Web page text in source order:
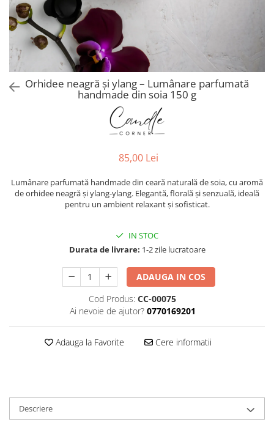
Orhidee neagră și ylang – Lumânare parfumată
handmade din soia 150 g
85,00 Lei
Lumânare parfumată handmade din ceară naturală de soia, cu aromă
de orhidee neagră și ylang-ylang. Elegantă, florală și senzuală, ideală
pentru un ambient relaxant și sofisticat.
IN STOC
Durata de livrare: 1-2 zile lucratoare
ADAUGA IN COS
Cod Produs: CC-00075
Ai nevoie de ajutor? 0770169201
Adauga la Favorite Cere informatii
Descriere